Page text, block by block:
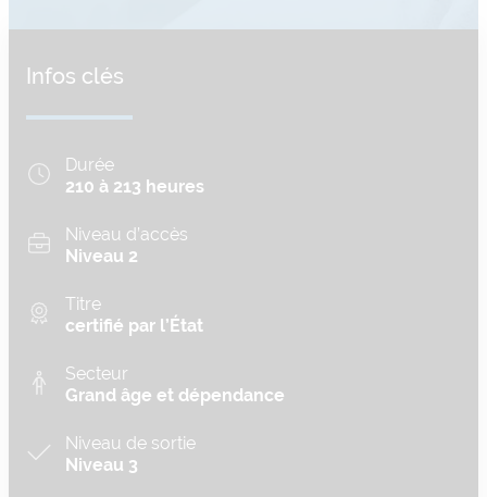
Infos clés
Durée
210 à 213 heures
Niveau d’accès
Niveau 2
Titre
certifié par l’État
Secteur
Grand âge et dépendance
Niveau de sortie
Niveau 3